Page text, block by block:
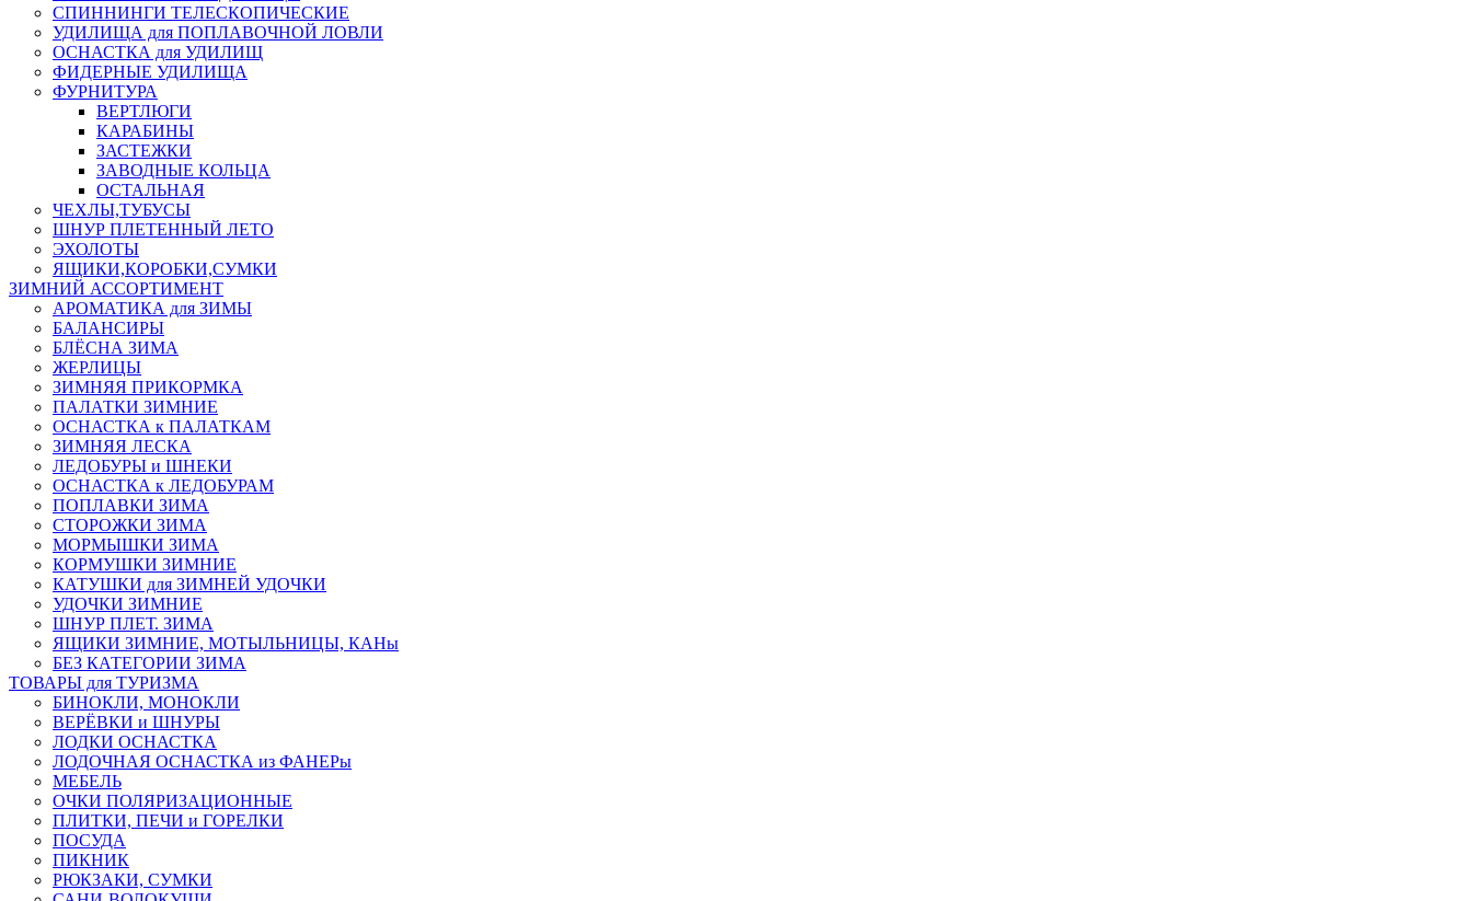
СПИННИНГИ ТЕЛЕСКОПИЧЕСКИЕ
УДИЛИЩА для ПОПЛАВОЧНОЙ ЛОВЛИ
ОСНАСТКА для УДИЛИЩ
ФИДЕРНЫЕ УДИЛИЩА
ФУРНИТУРА
ВЕРТЛЮГИ
КАРАБИНЫ
ЗАСТЕЖКИ
ЗАВОДНЫЕ КОЛЬЦА
ОСТАЛЬНАЯ
ЧЕХЛЫ,ТУБУСЫ
ШНУР ПЛЕТЕННЫЙ ЛЕТО
ЭХОЛОТЫ
ЯЩИКИ,КОРОБКИ,СУМКИ
ЗИМНИЙ АССОРТИМЕНТ
АРОМАТИКА для ЗИМЫ
БАЛАНСИРЫ
БЛЁСНА ЗИМА
ЖЕРЛИЦЫ
ЗИМНЯЯ ПРИКОРМКА
ПАЛАТКИ ЗИМНИЕ
ОСНАСТКА к ПАЛАТКАМ
ЗИМНЯЯ ЛЕСКА
ЛЕДОБУРЫ и ШНЕКИ
ОСНАСТКА к ЛЕДОБУРАМ
ПОПЛАВКИ ЗИМА
СТОРОЖКИ ЗИМА
МОРМЫШКИ ЗИМА
КОРМУШКИ ЗИМНИЕ
КАТУШКИ для ЗИМНЕЙ УДОЧКИ
УДОЧКИ ЗИМНИЕ
ШНУР ПЛЕТ. ЗИМА
ЯЩИКИ ЗИМНИЕ, МОТЫЛЬНИЦЫ, КАНы
БЕЗ КАТЕГОРИИ ЗИМА
ТОВАРЫ для ТУРИЗМА
БИНОКЛИ, МОНОКЛИ
ВЕРЁВКИ и ШНУРЫ
ЛОДКИ ОСНАСТКА
ЛОДОЧНАЯ ОСНАСТКА из ФАНЕРы
МЕБЕЛЬ
ОЧКИ ПОЛЯРИЗАЦИОННЫЕ
ПЛИТКИ, ПЕЧИ и ГОРЕЛКИ
ПОСУДА
ПИКНИК
РЮКЗАКИ, СУМКИ